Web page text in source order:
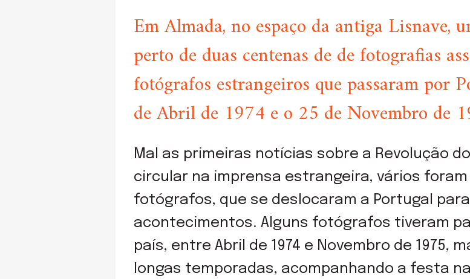
Em Almada, no espaço da antiga Lisnave,
perto de duas centenas de de fotografias
fotógrafos estrangeiros que passaram por
de Abril de 1974 e o 25 de Novembro de
Mal as primeiras notícias sobre a Revolução
circular na imprensa estrangeira, vários
fotógrafos, que se deslocaram a Portugal
acontecimentos. Alguns fotógrafos tiveram
país, entre Abril de 1974 e Novembro de 1975,
longas temporadas, acompanhando a festa